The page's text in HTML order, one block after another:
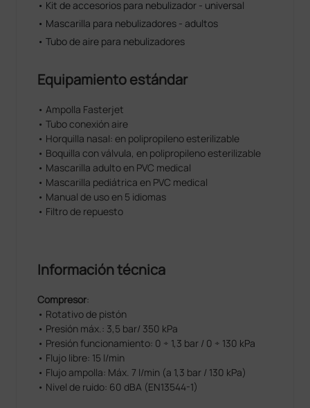
• Kit de accesorios para nebulizador - universal
• Mascarilla para nebulizadores - adultos
• Tubo de aire para nebulizadores
Equipamiento estándar
• Ampolla Fasterjet
• Tubo conexión aire
• Horquilla nasal: en polipropileno esterilizable
• Boquilla con válvula, en polipropileno esterilizable
• Mascarilla adulto en PVC medical
• Mascarilla pediátrica en PVC medical
• Manual de uso en 5 idiomas
• Filtro de repuesto
Información técnica
Compresor:
• Rotativo de pistón
• Presión máx.: 3,5 bar/ 350 kPa
• Presión funcionamiento: 0 ÷ 1,3 bar / 0 ÷ 130 kPa
• Flujo libre: 15 l/min
• Flujo ampolla: Máx. 7 l/min (a 1,3 bar / 130 kPa)
• Nivel de ruido: 60 dBA (EN13544-1)